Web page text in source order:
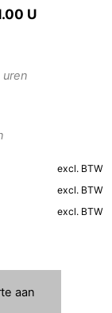
U
excl. BTW
excl. BTW
excl. BTW
aan